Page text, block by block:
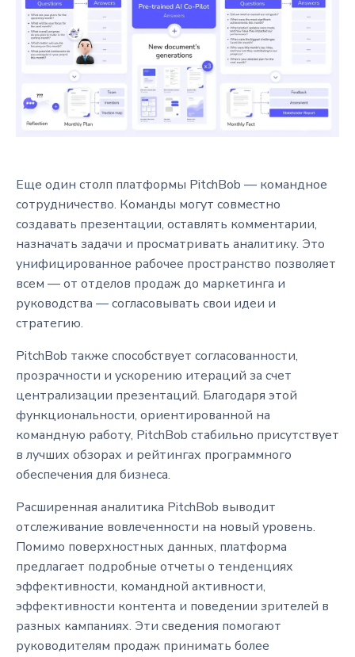
Еще один столп платформы PitchBob — командное
сотрудничество. Команды могут совместно
создавать презентации, оставлять комментарии,
назначать задачи и просматривать аналитику. Это
унифицированное рабочее пространство позволяет
всем — от отделов продаж до маркетинга и
руководства — согласовывать свои идеи и
стратегию.
PitchBob также способствует согласованности,
прозрачности и ускорению итераций за счет
централизации презентаций. Благодаря этой
функциональности, ориентированной на
командную работу, PitchBob стабильно присутствует
в лучших обзорах и рейтингах программного
обеспечения для бизнеса.
Расширенная аналитика PitchBob выводит
отслеживание вовлеченности на новый уровень.
Помимо поверхностных данных, платформа
предлагает подробные отчеты о тенденциях
эффективности, командной активности,
эффективности контента и поведении зрителей в
разных кампаниях. Эти сведения помогают
руководителям продаж принимать более